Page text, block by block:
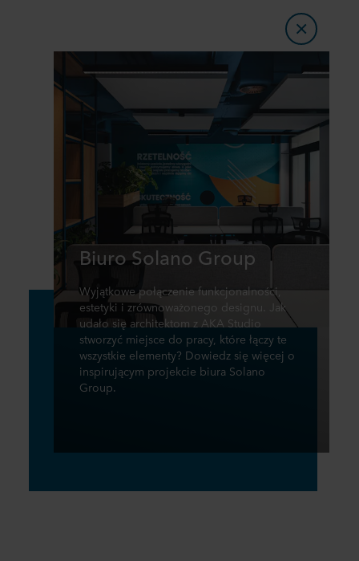
Biuro Solano Group
Wyjątkowe połączenie funkcjonalności,
estetyki i zrównoważonego designu. Jak
udało się architektom z AKA Studio
stworzyć miejsce do pracy, które łączy te
wszystkie elementy? Dowiedz się więcej o
inspirującym projekcie biura Solano
Group.